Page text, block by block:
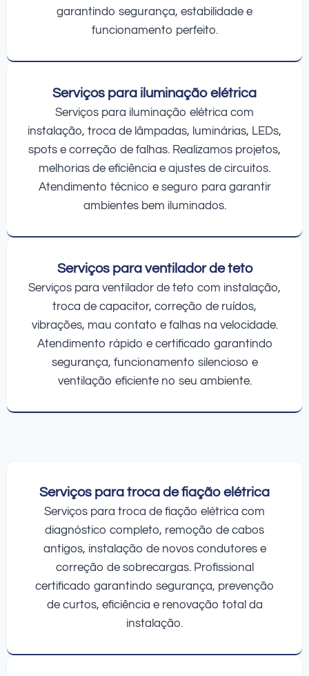
garantindo segurança, estabilidade e
funcionamento perfeito.
Serviços para iluminação elétrica
Serviços para iluminação elétrica com
instalação, troca de lâmpadas, luminárias, LEDs,
spots e correção de falhas. Realizamos projetos,
melhorias de eficiência e ajustes de circuitos.
Atendimento técnico e seguro para garantir
ambientes bem iluminados.
Serviços para ventilador de teto
Serviços para ventilador de teto com instalação,
troca de capacitor, correção de ruídos,
vibrações, mau contato e falhas na velocidade.
Atendimento rápido e certificado garantindo
segurança, funcionamento silencioso e
ventilação eficiente no seu ambiente.
Serviços para troca de fiação elétrica
Serviços para troca de fiação elétrica com
diagnóstico completo, remoção de cabos
antigos, instalação de novos condutores e
correção de sobrecargas. Profissional
certificado garantindo segurança, prevenção
de curtos, eficiência e renovação total da
instalação.